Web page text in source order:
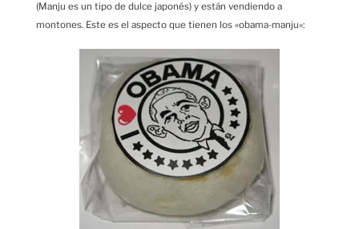
(Manju es un tipo de dulce japonés) y están vendiendo a
montones. Este es el aspecto que tienen los «obama-manju»: